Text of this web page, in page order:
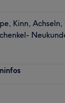
Rathaus
Kosmetikerin,
Kinn, Achseln,